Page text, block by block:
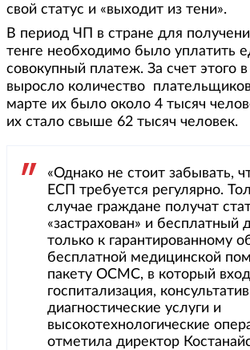
свой статус и «выходит из тени».
В период ЧП в стране для
тенге необходимо было уплатить
совокупный платеж. За счет этого
выросло количество
марте их было около 4 тысяч
их стало свыше 62 тысяч человек.
«Однако не стоит забывать,
ЕСП требуется регулярно.
случае граждане получат
«застрахован» и бесплатный
только к гарантированному
бесплатной медицинской
пакету ОСМС, в который
госпитализация,
диагностические услуги и
высокотехнологические
отметила директор